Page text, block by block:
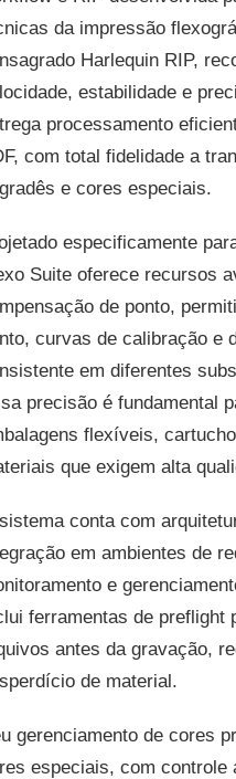
da impressão
Harlequin RIP,
estabilidade e
processamento
com total fidelidade a
e cores especiais.
especificamente
Suite oferece recursos
de ponto,
curvas de calibração e
em diferentes
precisão é fundamental
flexíveis,
que exigem alta
conta com
em ambientes de
e
ferramentas de preflight
antes da gravação,
de material.
gerenciamento de cores
especiais, com controle